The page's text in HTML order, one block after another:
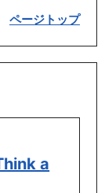
ページトップ
a